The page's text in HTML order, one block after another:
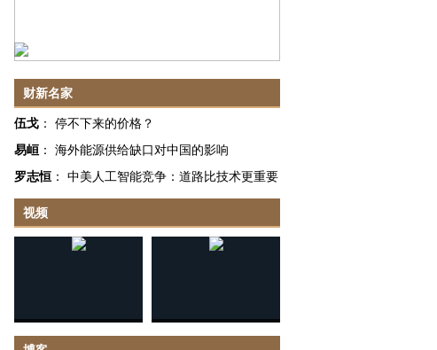
财新名家
伍戈 ： 停不下来的价格？
易峘 ： 海外能源供给缺口对中国的影响
罗志恒 ： 中美人工智能竞争：道路比技术更重要
视频